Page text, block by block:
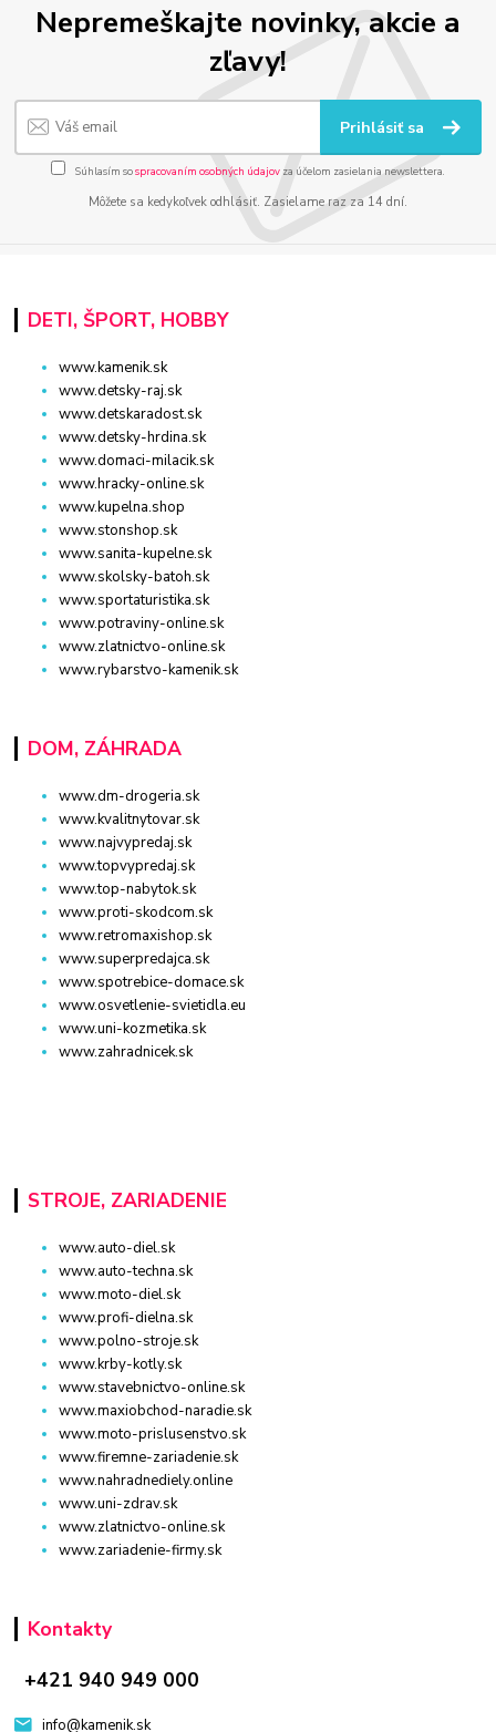
Nepremeškajte novinky, akcie a
zľavy!
Prihlásiť sa
Súhlasím sospracovaním osobných údajov za účelom zasielania newslettera.
Môžete sa kedykoľvek odhlásiť. Zasielame raz za 14 dní.
DETI, ŠPORT, HOBBY
www.kamenik.sk
www.detsky-raj.sk
www.detskaradost.sk
www.detsky-hrdina.sk
www.domaci-milacik.sk
www.hracky-online.sk
www.kupelna.shop
www.stonshop.sk
www.sanita-kupelne.sk
www.skolsky-batoh.sk
www.sportaturistika.sk
www.potraviny-online.sk
www.zlatnictvo-online.sk
www.rybarstvo-kamenik.sk
DOM, ZÁHRADA
www.dm-drogeria.sk
www.kvalitnytovar.sk
www.najvypredaj.sk
www.topvypredaj.sk
www.top-nabytok.sk
www.proti-skodcom.sk
www.retromaxishop.sk
www.superpredajca.sk
www.spotrebice-domace.sk
www.osvetlenie-svietidla.eu
www.uni-kozmetika.sk
www.zahradnicek.sk
STROJE, ZARIADENIE
www.auto-diel.sk
www.auto-techna.sk
www.moto-diel.sk
www.profi-dielna.sk
www.polno-stroje.sk
www.krby-kotly.sk
www.stavebnictvo-online.sk
www.maxiobchod-naradie.sk
www.moto-prislusenstvo.sk
www.firemne-zariadenie.sk
www.nahradnediely.online
www.uni-zdrav.sk
www.zlatnictvo-online.sk
www.zariadenie-firmy.sk
Kontakty
+421 940 949 000
info@kamenik.sk